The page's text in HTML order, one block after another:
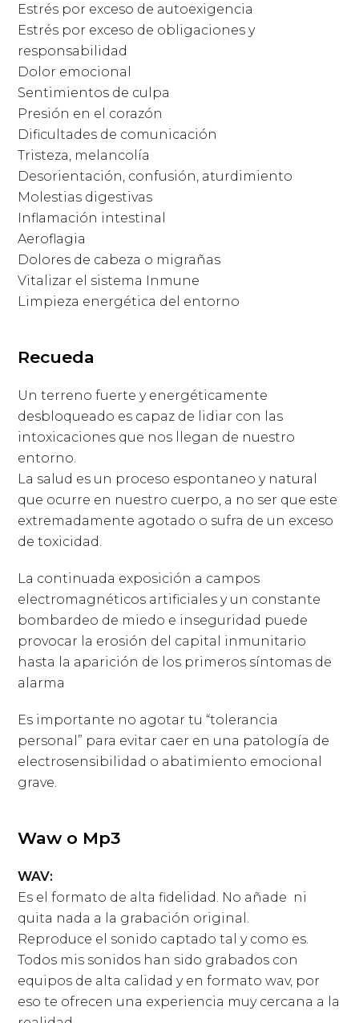
Estrés por exceso de autoexigencia
Estrés por exceso de obligaciones y
responsabilidad
Dolor emocional
Sentimientos de culpa
Presión en el corazón
Dificultades de comunicación
Tristeza, melancolía
Desorientación, confusión, aturdimiento
Molestias digestivas
Inflamación intestinal
Aeroflagia
Dolores de cabeza o migrañas
Vitalizar el sistema Inmune
Limpieza energética del entorno
Recueda
Un terreno fuerte y energéticamente
desbloqueado es capaz de lidiar con las
intoxicaciones que nos llegan de nuestro
entorno.
La salud es un proceso espontaneo y natural
que ocurre en nuestro cuerpo, a no ser que este
extremadamente agotado o sufra de un exceso
de toxicidad.
La continuada exposición a campos
electromagnéticos artificiales y un constante
bombardeo de miedo e inseguridad puede
provocar la erosión del capital inmunitario
hasta la aparición de los primeros síntomas de
alarma
Es importante no agotar tu “tolerancia
personal” para evitar caer en una patología de
electrosensibilidad o abatimiento emocional
grave.
Waw o Mp3
WAV:
Es el formato de alta fidelidad. No añade ni
quita nada a la grabación original.
Reproduce el sonido captado tal y como es.
Todos mis sonidos han sido grabados con
equipos de alta calidad y en formato wav, por
eso te ofrecen una experiencia muy cercana a la